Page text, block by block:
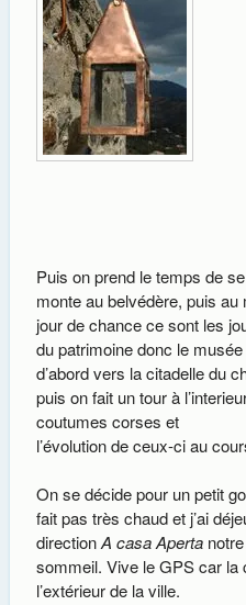
Puis on prend le temps de
monte au belvédère, puis au
jour de chance ce sont les
du patrimoine donc le
d’abord vers la citadelle du
puis on fait un tour à
coutumes corses et
l’évolution de ceux-ci au
On se décide pour un petit
fait pas très chaud et j’ai
directionA casa Apertanotre
sommeil. Vive le GPS car la
l’extérieur de la ville.